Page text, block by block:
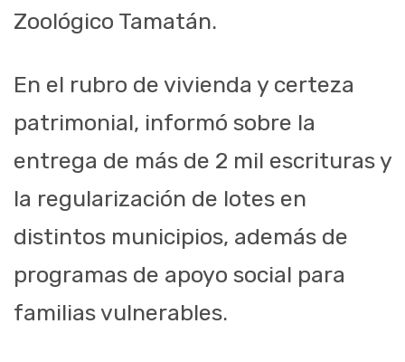
Zoológico Tamatán.
En el rubro de vivienda y certeza
patrimonial, informó sobre la
entrega de más de 2 mil escrituras y
la regularización de lotes en
distintos municipios, además de
programas de apoyo social para
familias vulnerables.